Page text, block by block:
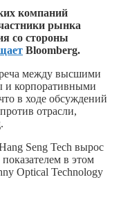
компаний
рынка
со стороны
Bloomberg.
между высшими
и корпоративными
в ходе обсуждений
отрасли,
Seng Tech вырос
в этом
Optical Technology